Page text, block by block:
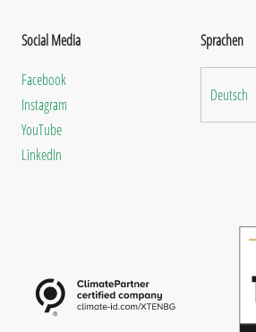
Social Media
Facebook
Instagram
YouTube
LinkedIn
Sprachen
Deutsch